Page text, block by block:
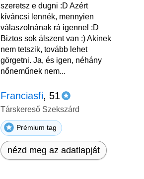
szeretsz e dugni :D Azért
kíváncsi lennék, mennyien
válaszolnának rá igennel :D
Biztos sok álszent van :) Akinek
nem tetszik, tovább lehet
görgetni. Ja, és igen, néhány
nőneműnek nem...
Franciasfi, 51
Társkereső Szekszárd
Prémium tag
nézd meg az adatlapját